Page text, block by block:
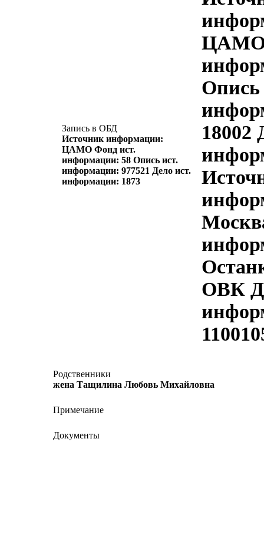
Запись в ОБД
Источник информации:
ЦАМО Фонд ист.
информации: 58 Опись ист.
информации: 977521 Дело ист.
информации: 1873
ЦАМО
Опись
18002
ОВК
Родственники
жена Тащилина Любовь Михайловна
Примечание
Документы